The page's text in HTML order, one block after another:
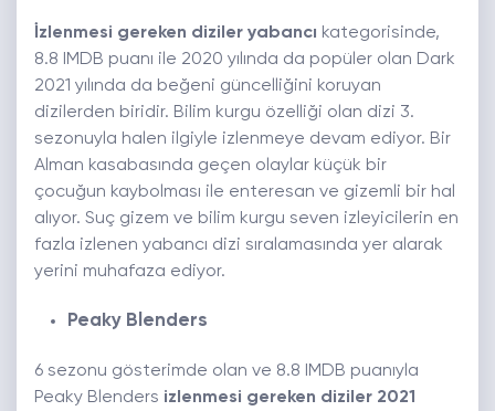
İzlenmesi gereken diziler yabancı kategorisinde,
8.8 IMDB puanı ile 2020 yılında da popüler olan Dark
2021 yılında da beğeni güncelliğini koruyan
dizilerden biridir. Bilim kurgu özelliği olan dizi 3.
sezonuyla halen ilgiyle izlenmeye devam ediyor. Bir
Alman kasabasında geçen olaylar küçük bir
çocuğun kaybolması ile enteresan ve gizemli bir hal
alıyor. Suç gizem ve bilim kurgu seven izleyicilerin en
fazla izlenen yabancı dizi sıralamasında yer alarak
yerini muhafaza ediyor.
Peaky Blenders
6 sezonu gösterimde olan ve 8.8 IMDB puanıyla
Peaky Blenders izlenmesi gereken diziler 2021